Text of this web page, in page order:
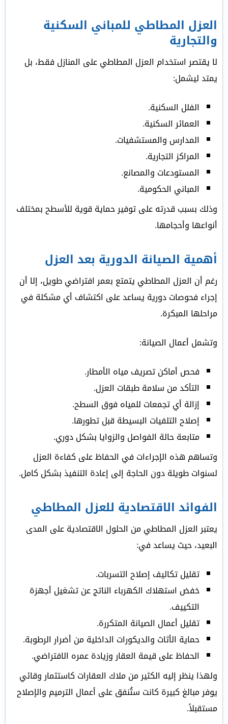
العزل المطاطي للمباني السكنية
والتجارية
لا يقتصر استخدام العزل المطاطي على المنازل فقط، بل
يمتد ليشمل:
الفلل السكنية.
العمائر السكنية.
المدارس والمستشفيات.
المراكز التجارية.
المستودعات والمصانع.
المباني الحكومية.
وذلك بسبب قدرته على توفير حماية قوية للأسطح بمختلف
أنواعها وأحجامها.
أهمية الصيانة الدورية بعد العزل
رغم أن العزل المطاطي يتمتع بعمر افتراضي طويل، إلا أن
إجراء فحوصات دورية يساعد على اكتشاف أي مشكلة في
مراحلها المبكرة.
وتشمل أعمال الصيانة:
فحص أماكن تصريف مياه الأمطار.
التأكد من سلامة طبقات العزل.
إزالة أي تجمعات للمياه فوق السطح.
إصلاح التلفيات البسيطة قبل تطورها.
متابعة حالة الفواصل والزوايا بشكل دوري.
وتساهم هذه الإجراءات في الحفاظ على كفاءة العزل
لسنوات طويلة دون الحاجة إلى إعادة التنفيذ بشكل كامل.
الفوائد الاقتصادية للعزل المطاطي
يعتبر العزل المطاطي من الحلول الاقتصادية على المدى
البعيد، حيث يساعد في:
تقليل تكاليف إصلاح التسربات.
خفض استهلاك الكهرباء الناتج عن تشغيل أجهزة
التكييف.
تقليل أعمال الصيانة المتكررة.
حماية الأثاث والديكورات الداخلية من أضرار الرطوبة.
الحفاظ على قيمة العقار وزيادة عمره الافتراضي.
ولهذا ينظر إليه الكثير من ملاك العقارات كاستثمار وقائي
يوفر مبالغ كبيرة كانت ستُنفق على أعمال الترميم والإصلاح
مستقبلاً.